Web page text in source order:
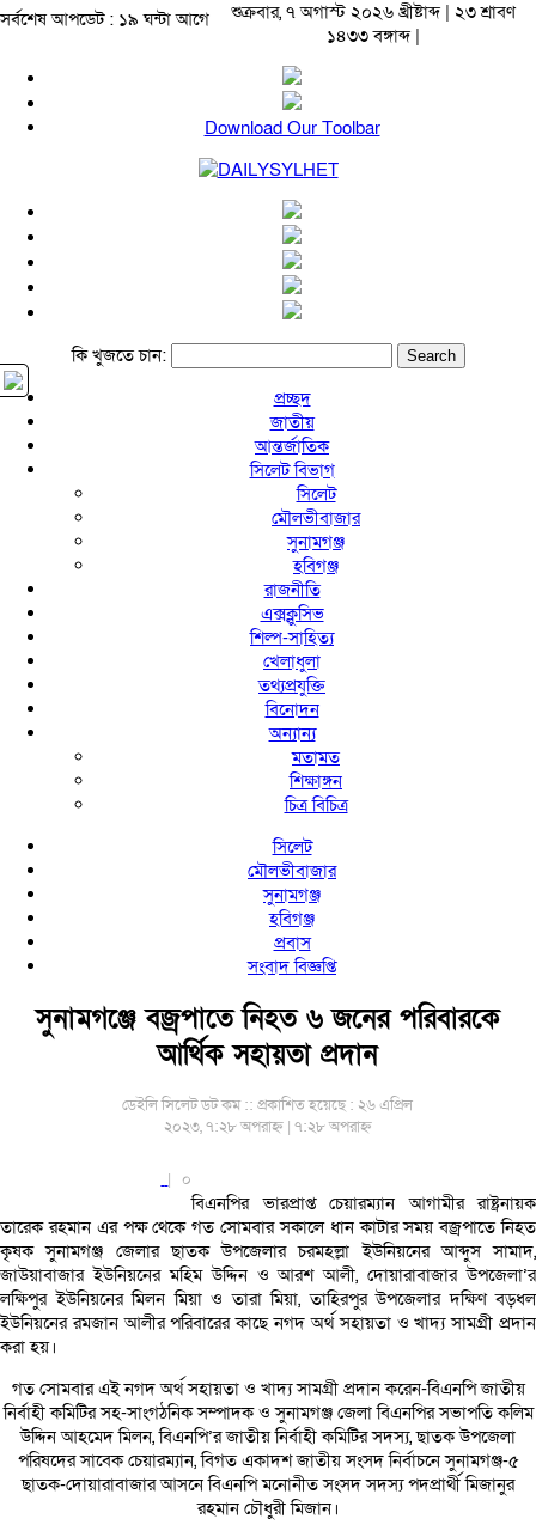
সর্বশেষ আপডেট : ১৯ ঘন্টা আগে
শুক্রবার, ৭ অগাস্ট ২০২৬ খ্রীষ্টাব্দ | ২৩ শ্রাবণ
১৪৩৩ বঙ্গাব্দ |
Download Our Toolbar
কি খুজতে চান:
প্রচ্ছদ
জাতীয়
আন্তর্জাতিক
সিলেট বিভাগ
সিলেট
মৌলভীবাজার
সুনামগঞ্জ
হবিগঞ্জ
রাজনীতি
এক্সক্লুসিভ
শিল্প-সাহিত্য
খেলাধুলা
তথ্যপ্রযুক্তি
বিনোদন
অন্যান্য
মতামত
শিক্ষাঙ্গন
চিত্র বিচিত্র
সিলেট
মৌলভীবাজার
সুনামগঞ্জ
হবিগঞ্জ
প্রবাস
সংবাদ বিজ্ঞপ্তি
সুনামগঞ্জে বজ্রপাতে নিহত ৬ জনের পরিবারকে
আর্থিক সহায়তা প্রদান
ডেইলি সিলেট ডট কম ::প্রকাশিত হয়েছে : ২৬ এপ্রিল
২০২৩, ৭:২৮ অপরাহ্ন | ৭:২৮ অপরাহ্ন
| ০
বিএনপির ভারপ্রাপ্ত চেয়ারম্যান আগামীর রাষ্ট্রনায়ক
তারেক রহমান এর পক্ষ থেকে গত সোমবার সকালে ধান কাটার সময় বজ্রপাতে নিহত
কৃষক সুনামগঞ্জ জেলার ছাতক উপজেলার চরমহল্লা ইউনিয়নের আব্দুস সামাদ,
জাউয়াবাজার ইউনিয়নের মহিম উদ্দিন ও আরশ আলী, দোয়ারাবাজার উপজেলা’র
লক্ষিপুর ইউনিয়নের মিলন মিয়া ও তারা মিয়া, তাহিরপুর উপজেলার দক্ষিণ বড়ধল
ইউনিয়নের রমজান আলীর পরিবারের কাছে নগদ অর্থ সহায়তা ও খাদ্য সামগ্রী প্রদান
করা হয়।
গত সোমবার এই নগদ অর্থ সহায়তা ও খাদ্য সামগ্রী প্রদান করেন-বিএনপি জাতীয়
নির্বাহী কমিটির সহ-সাংগঠনিক সম্পাদক ও সুনামগঞ্জ জেলা বিএনপির সভাপতি কলিম
উদ্দিন আহমেদ মিলন, বিএনপি’র জাতীয় নির্বাহী কমিটির সদস্য, ছাতক উপজেলা
পরিষদের সাবেক চেয়ারম্যান, বিগত একাদশ জাতীয় সংসদ নির্বাচনে সুনামগঞ্জ-৫
ছাতক-দোয়ারাবাজার আসনে বিএনপি মনোনীত সংসদ সদস্য পদপ্রার্থী মিজানুর
রহমান চৌধুরী মিজান।